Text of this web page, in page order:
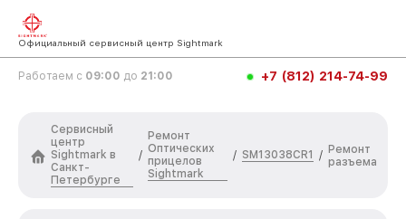
Официальный сервисный центр Sightmark
Работаем с 09:00 до 21:00 +7 (812) 214-74-99
Сервисный
центр
Sightmark в
Санкт-
Петербурге
/
Ремонт
Оптических
прицелов
Sightmark
/ SM13038CR1 / Ремонт
разъема